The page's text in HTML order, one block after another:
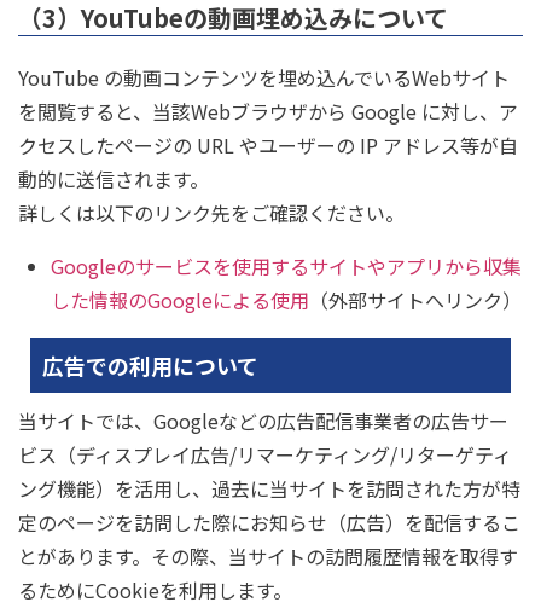
（3）YouTubeの動画埋め込みについて
YouTube の動画コンテンツを埋め込んでいるWebサイト
を閲覧すると、当該Webブラウザから Google に対し、ア
クセスしたページの URL やユーザーの IP アドレス等が自
動的に送信されます。
詳しくは以下のリンク先をご確認ください。
Googleのサービスを使用するサイトやアプリから収集
した情報のGoogleによる使用 （外部サイトへリンク）
広告での利用について
当サイトでは、Googleなどの広告配信事業者の広告サー
ビス（ディスプレイ広告/リマーケティング/リターゲティ
ング機能）を活用し、過去に当サイトを訪問された方が特
定のページを訪問した際にお知らせ（広告）を配信するこ
とがあります。その際、当サイトの訪問履歴情報を取得す
るためにCookieを利用します。